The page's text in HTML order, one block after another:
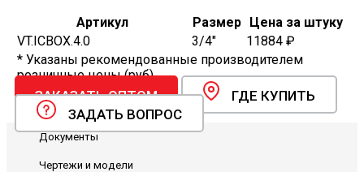
Артикул Размер Цена за штуку
VT.ICBOX.4.0
3/4"
11884 ₽
* Указаны рекомендованные производителем
розничные цены (руб).
ЗАКАЗАТЬ ОПТОМ
ГДЕ КУПИТЬ
ЗАДАТЬ ВОПРОС
Документы
Чертежи и модели